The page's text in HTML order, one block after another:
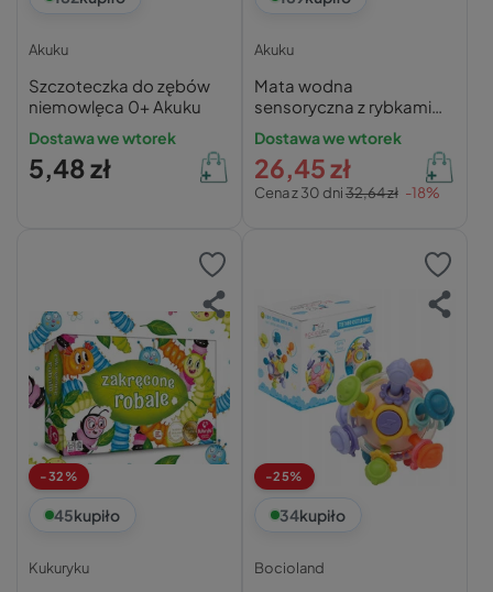
Akuku
Szczoteczka do zębów
niemowlęca 0+ Akuku
Dostawa we wtorek
5,48 zł
Akuku
Mata wodna
sensoryczna z rybkami
67x49 cm – Akuku
Dostawa we wtorek
Cena z 30 dni32,64 zł -18%
26,45 zł
-32%
45kupiło
Kukuryku
-25%
34kupiło
Bocioland